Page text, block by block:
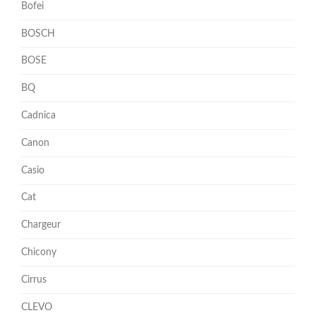
Bofei
BOSCH
BOSE
BQ
Cadnica
Canon
Casio
Cat
Chargeur
Chicony
Cirrus
CLEVO